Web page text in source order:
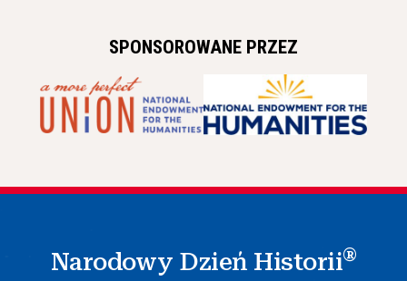
SPONSOROWANE PRZEZ
Narodowy Dzień Historii®